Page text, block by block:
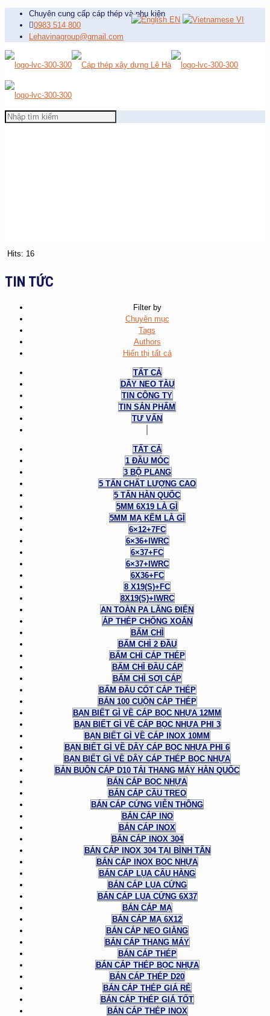
Chuyên cung cấp cáp thép và phụ kiện
0983 514 800
Lehavinagroup@gmail.com
Hits: 16
TIN TỨC
Filter by
Chuyên mục
Tags
Authors
Hiển thị tất cả
TẤT CẢ
DÂY NEO TÀU
TIN CÔNG TY
TIN SẢN PHẨM
TƯ VẤN
TẤT CẢ
1 ĐẦU MÓC
3 BỘ PLANG
5 TẤN CHẤT LƯỢNG CAO
5 TẤN HÀN QUỐC
5MM 6X19 LÀ GÌ
5MM MẠ KẼM LÀ GÌ
6×12+7FC
6×36+IWRC
6×37+FC
6×37+IWRC
6X36+FC
8 X19(S)+FC
8X19(S)+IWRC
AN TOÀN PA LĂNG ĐIỆN
ÁP THÉP CHỐNG XOẮN
BẤM CHÌ
BẤM CHÌ 2 ĐẦU
BẤM CHÌ CÁP THÉP
BẤM CHÌ ĐẦU CÁP
BẤM CHÌ SỢI CÁP
BẤM ĐẦU CỐT CÁP THÉP
BÁN 100 CUỘN CÁP THÉP
BẠN BIẾT GÌ VỀ CÁP BỌC NHỰA 12MM
BẠN BIẾT GÌ VỀ CÁP BỌC NHỰA PHI 3
BẠN BIẾT GÌ VỀ CÁP INOX 10MM
BẠN BIẾT GÌ VỀ DÂY CÁP BỌC NHỰA PHI 6
BẠN BIẾT GÌ VỀ DÂY CÁP THÉP BỌC NHỰA
BÁN BUÔN CÁP D10 TẢI THANG MÁY HÀN QUỐC
BÁN CÁP BỌC NHỰA
BÁN CÁP CẦU TREO
BÁN CÁP CỨNG VIỄN THÔNG
BÁN CÁP INO
BÁN CÁP INOX
BÁN CÁP INOX 304
BÁN CÁP INOX 304 TẠI BÌNH TÂN
BÁN CÁP INOX BỌC NHỰA
BÁN CÁP LỤA CẨU HÀNG
BÁN CÁP LỤA CỨNG
BÁN CÁP LỤA CỨNG 6X37
BÁN CÁP MẠ
BÁN CÁP MẠ 6X12
BÁN CÁP NEO GIẰNG
BÁN CÁP THANG MÁY
BÁN CÁP THÉP
BÁN CÁP THÉP BỌC NHỰA
BÁN CÁP THÉP D20
BÁN CÁP THÉP GIÁ RẺ
BÁN CÁP THÉP GIÁ TỐT
BÁN CÁP THÉP INOX
EN VI